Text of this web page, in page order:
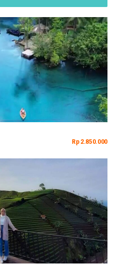
Rp 2.850.000